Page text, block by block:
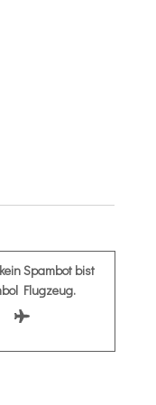
Spambot bist
Flugzeug.